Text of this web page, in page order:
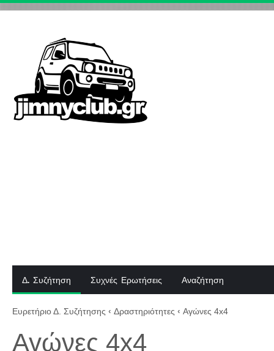
Δ. Συζήτηση Συχνές Ερωτήσεις Αναζήτηση
Ευρετήριο Δ. Συζήτησης ‹ Δραστηριότητες ‹ Αγώνες 4x4
Αγώνες 4x4